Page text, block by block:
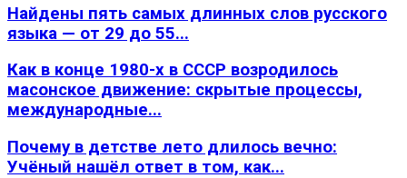
Найдены пять самых длинных слов русского
языка — от 29 до 55...
Как в конце 1980-х в СССР возродилось
масонское движение: скрытые процессы,
международные...
Почему в детстве лето длилось вечно:
Учёный нашёл ответ в том, как...